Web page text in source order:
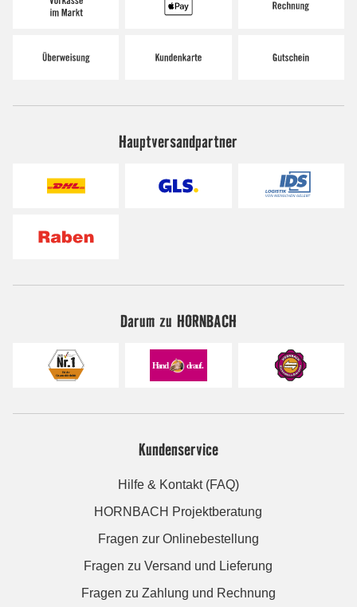
Hauptversandpartner
Darum zu HORNBACH
Kundenservice
Hilfe & Kontakt (FAQ)
HORNBACH Projektberatung
Fragen zur Onlinebestellung
Fragen zu Versand und Lieferung
Fragen zu Zahlung und Rechnung